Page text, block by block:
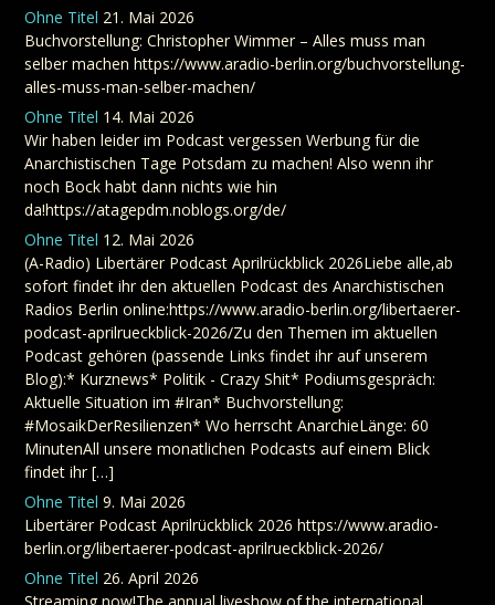
Ohne Titel 21. Mai 2026
Buchvorstellung: Christopher Wimmer – Alles muss man
selber machen https://www.aradio-berlin.org/buchvorstellung-
alles-muss-man-selber-machen/
Ohne Titel 14. Mai 2026
Wir haben leider im Podcast vergessen Werbung für die
Anarchistischen Tage Potsdam zu machen! Also wenn ihr
noch Bock habt dann nichts wie hin
da!https://atagepdm.noblogs.org/de/
Ohne Titel 12. Mai 2026
(A-Radio) Libertärer Podcast Aprilrückblick 2026Liebe alle,ab
sofort findet ihr den aktuellen Podcast des Anarchistischen
Radios Berlin online:https://www.aradio-berlin.org/libertaerer-
podcast-aprilrueckblick-2026/Zu den Themen im aktuellen
Podcast gehören (passende Links findet ihr auf unserem
Blog):* Kurznews* Politik - Crazy Shit* Podiumsgespräch:
Aktuelle Situation im #Iran* Buchvorstellung:
#MosaikDerResilienzen* Wo herrscht AnarchieLänge: 60
MinutenAll unsere monatlichen Podcasts auf einem Blick
findet ihr […]
Ohne Titel 9. Mai 2026
Libertärer Podcast Aprilrückblick 2026 https://www.aradio-
berlin.org/libertaerer-podcast-aprilrueckblick-2026/
Ohne Titel 26. April 2026